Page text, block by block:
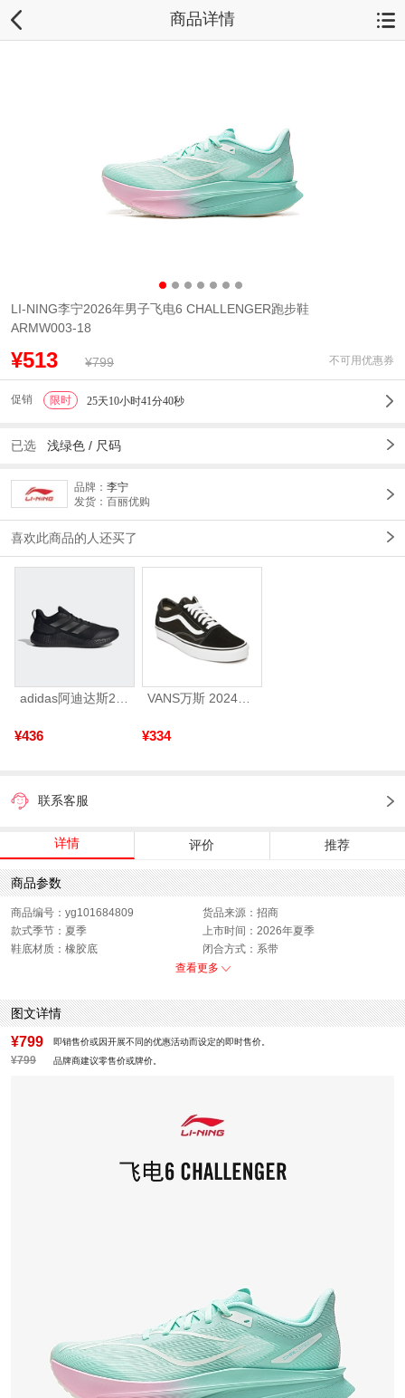
商品详情
LI-NING李宁2026年男子飞电6 CHALLENGER跑步鞋
ARMW003-18
¥513 ¥799 不可用优惠券
促销 限时 25天10小时41分40秒
已选 浅绿色 / 尺码
品牌： 李宁
发货：百丽优购
喜欢此商品的人还买了
adidas阿迪达斯2025中性edge gamedaySPW FTW-跑步GW2499
¥436
VANS万斯 2024年新款中性OldSkool帆布鞋/硫化鞋VN000D3HY28（延续款）
¥334
联系客服
详情 评价 推荐
商品参数
商品编号：yg101684809
货品来源：招商
款式季节：夏季
上市时间：2026年夏季
鞋底材质：橡胶底
闭合方式：系带
查看更多
图文详情
¥799 即销售价或因开展不同的优惠活动而设定的即时售价。
¥799 品牌商建议零售价或牌价。